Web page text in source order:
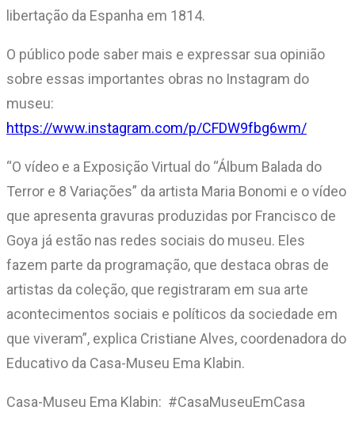
libertação da Espanha em 1814.
O público pode saber mais e expressar sua opinião
sobre essas importantes obras no Instagram do
museu:
https://www.instagram.com/p/CFDW9fbg6wm/
“O vídeo e a Exposição Virtual do “Álbum Balada do
Terror e 8 Variações” da artista Maria Bonomi e o vídeo
que apresenta gravuras produzidas por Francisco de
Goya já estão nas redes sociais do museu. Eles
fazem parte da programação, que destaca obras de
artistas da coleção, que registraram em sua arte
acontecimentos sociais e políticos da sociedade em
que viveram”, explica Cristiane Alves, coordenadora do
Educativo da Casa-Museu Ema Klabin.
Casa-Museu Ema Klabin: #CasaMuseuEmCasa